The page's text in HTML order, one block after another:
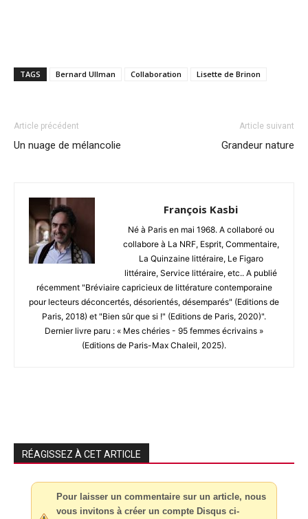
TAGS Bernard Ullman Collaboration Lisette de Brinon
Article précédent
Un nuage de mélancolie
Article suivant
Grandeur nature
François Kasbi
Né à Paris en mai 1968. A collaboré ou
collabore à La NRF, Esprit, Commentaire,
La Quinzaine littéraire, Le Figaro
littéraire, Service littéraire, etc.. A publié
récemment "Bréviaire capricieux de littérature contemporaine
pour lecteurs déconcertés, désorientés, désemparés" (Editions de
Paris, 2018) et "Bien sûr que si !" (Editions de Paris, 2020)".
Dernier livre paru : « Mes chéries - 95 femmes écrivains »
(Editions de Paris-Max Chaleil, 2025).
RÉAGISSEZ À CET ARTICLE
Pour laisser un commentaire sur un article, nous
vous invitons à créer un compte Disqus ci-